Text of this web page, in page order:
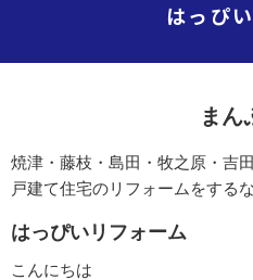
はっぴ
まん
焼津・藤枝・島田・牧之原・吉
戸建て住宅のリフォームをする
はっぴいリフォーム
こんにちは